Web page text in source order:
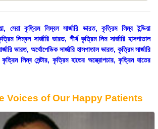
সেরা কৃত্রিম লিম্বল সার্জারি ভারত, কৃত্রিম লিম্ব ইন্ডিয়া
লিম্বল সার্জারি ভারত, শীর্ষ কৃত্রিম লিম সার্জারি হাসপাতাল
ভারত, অর্থোপেডিক সার্জারি হাসপাতাল ভারত, কৃত্রিম সার্জারি
কৃত্রিম লিম্ব সেন্টার, কৃত্রিম হাতের অস্ত্রোপচার, কৃত্রিম হাতের
Voices of Our Happy Patients